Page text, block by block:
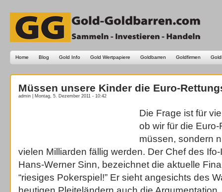
Home Blog Gold Info Gold Wertpapiere Goldbarren Goldfirmen
Müssen unsere Kinder die Euro-
admin | Montag, 5. Dezember 2011 - 10:42
Die Frage ist für
ob wir für die
müssen, sondern
vielen Milliarden fällig werden. Der Chef des
Hans-Werner Sinn, bezeichnet die aktuelle
“riesiges Pokerspiel!” Er sieht angesichts des